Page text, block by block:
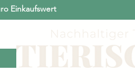
Einkaufswert